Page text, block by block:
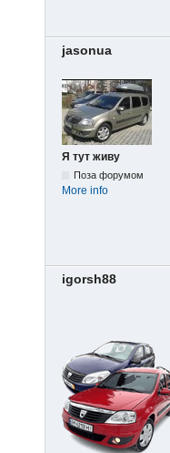
jasonua
Я тут живу
Поза форумом
More info
igorsh88